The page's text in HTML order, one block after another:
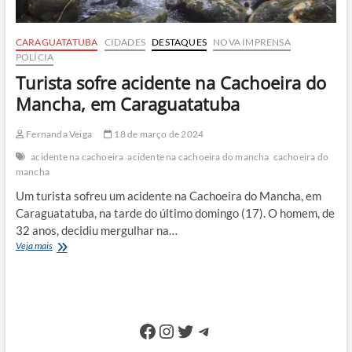
CARAGUATATUBA CIDADES DESTAQUES
NOVA IMPRENSA
POLÍCIA
Turista sofre acidente na Cachoeira do
Mancha, em Caraguatatuba
Fernanda Veiga
18 de março de 2024
acidente na cachoeira acidente na cachoeira do mancha cachoeira do
mancha
Um turista sofreu um acidente na Cachoeira do Mancha, em
Caraguatatuba, na tarde do último domingo (17). O homem, de
32 anos, decidiu mergulhar na…
Veja maisTurista
Facebook
Instagram
Twitter
Telegram